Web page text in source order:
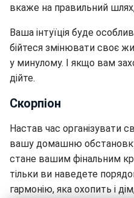
вкаже на правильний
Ваша інтуїція буде
бійтеся змінювати своє
у минулому. І якщо вам
дійте.
Скорпіон
Настав час організувати
вашу домашню
стане вашим фінальним
тільки ви наведете
гармонію, яка охопить і